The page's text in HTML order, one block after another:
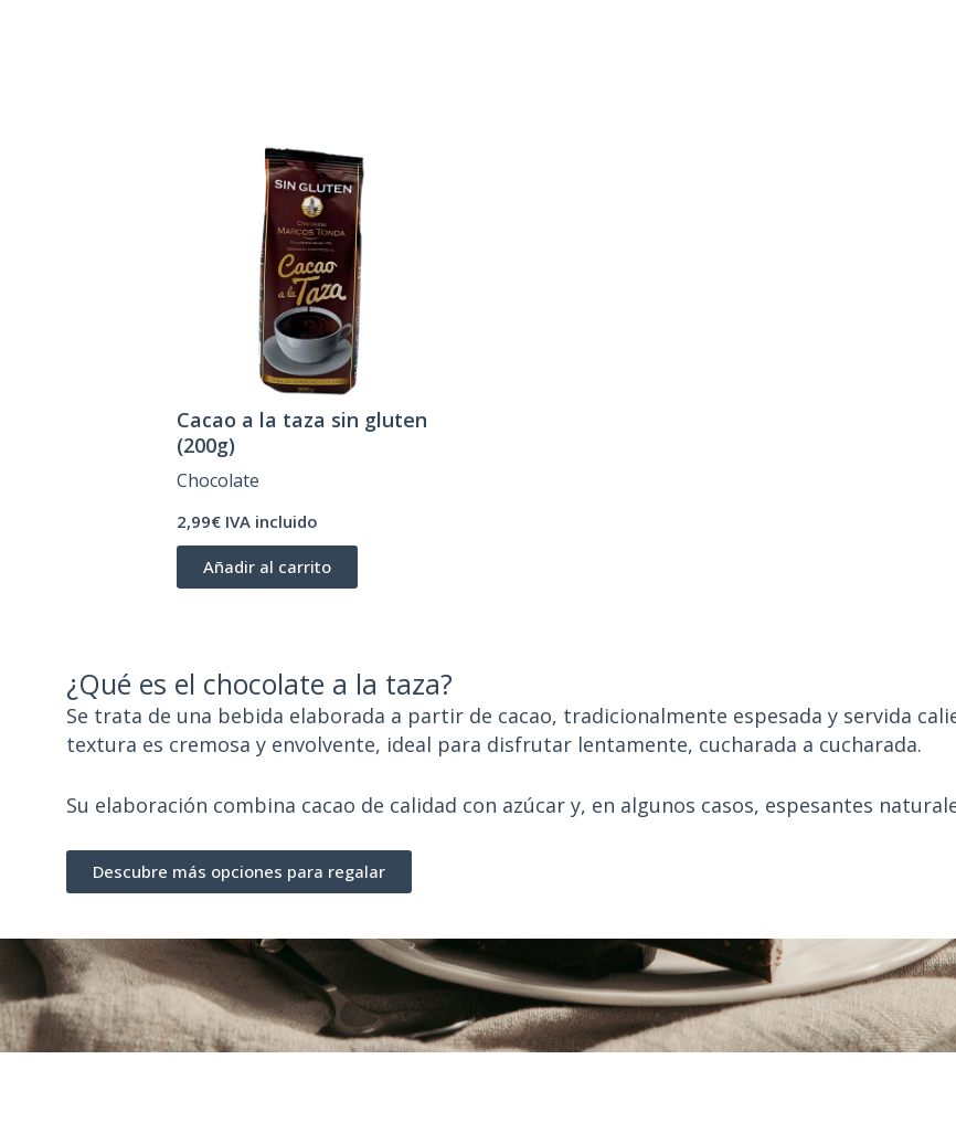
Cacao a la taza sin gluten
(200g)
Chocolate
2,99€ IVA incluido
Añadir al carrito
¿Qué es el chocolate a la taza?
Se trata de una bebida elaborada a partir de cacao, tradicionalmente espesada y servida
textura es cremosa y envolvente, ideal para disfrutar lentamente, cucharada a cucharada.
Su elaboración combina cacao de calidad con azúcar y, en algunos casos, espesantes
Descubre más opciones para regalar